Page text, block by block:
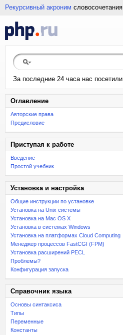
Рекурсивный акроним словосочетания
За последние 24 часа нас посетили
Оглавление
Авторские права
Предисловие
Приступая к работе
Введение
Простой учебник
Установка и настройка
Общие инструкции по установке
Установка на Unix системы
Установка на Mac OS X
Установка в системах Windows
Установка на платформах Cloud Computing
Менеджер процессов FastCGI (FPM)
Установка расширений PECL
Проблемы?
Конфигурация запуска
Справочник языка
Основы синтаксиса
Типы
Переменные
Константы